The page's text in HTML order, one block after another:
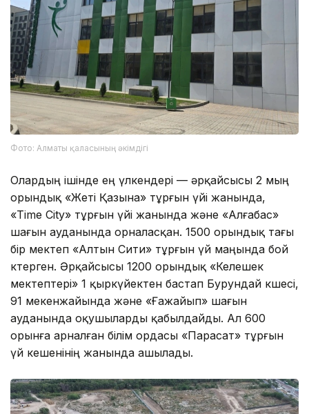
Фото: Алматы қаласының әкімдігі
Олардың ішінде ең үлкендері — әрқайсысы 2 мың
орындық «Жеті Қазына» тұрғын үйі жанында,
«Time City» тұрғын үйі жанында және «Алғабас»
шағын ауданында орналасқан. 1500 орындық тағы
бір мектеп «Алтын Сити» тұрғын үй маңында бой
көтерген. Әрқайсысы 1200 орындық «Келешек
мектептері» 1 қыркүйектен бастап Бурундай көшесі,
91 мекенжайында және «Ғажайып» шағын
ауданында оқушыларды қабылдайды. Ал 600
орынға арналған білім ордасы «Парасат» тұрғын
үй кешенінің жанында ашылады.